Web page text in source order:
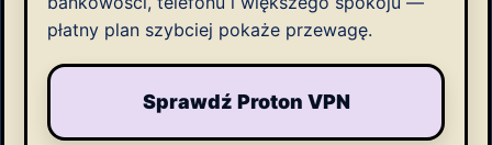
płatny plan szybciej pokaże przewagę.
Sprawdź Proton VPN